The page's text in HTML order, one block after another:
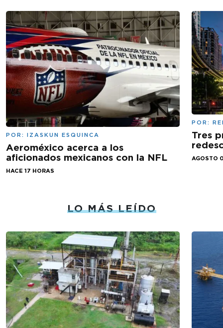
POR: IZASKUN ESQUINCA
Aeroméxico acerca a los
aficionados mexicanos con la NFL
HACE 17 HORAS
POR:
Tres
AGOSTO
LO MÁS LEÍDO